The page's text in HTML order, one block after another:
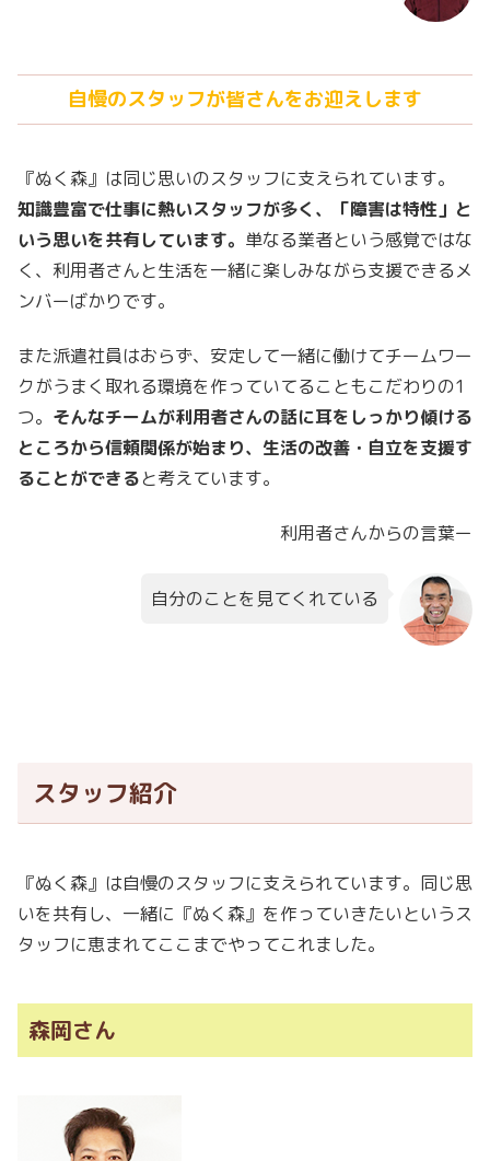
自慢のスタッフが皆さんをお迎えします
『ぬく森』は同じ思いのスタッフに支えられています。
知識豊富で仕事に熱いスタッフが多く、「障害は特性」と
いう思いを共有しています。 単なる業者という感覚ではな
く、利用者さんと生活を一緒に楽しみながら支援できるメ
ンバーばかりです。
また派遣社員はおらず、安定して一緒に働けてチームワー
クがうまく取れる環境を作っていてることもこだわりの1
つ。 そんなチームが利用者さんの話に耳をしっかり傾ける
ところから信頼関係が始まり、生活の改善・自立を支援す
ることができると考えています。
利用者さんからの言葉ー
自分のことを見てくれている
スタッフ紹介
『ぬく森』は自慢のスタッフに支えられています。同じ思
いを共有し、一緒に『ぬく森』を作っていきたいというス
タッフに恵まれてここまでやってこれました。
森岡さん